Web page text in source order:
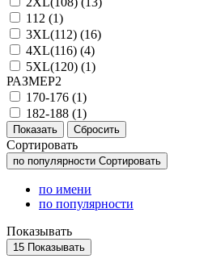
112 (1)
3XL(112) (16)
4XL(116) (4)
5XL(120) (1)
РАЗМЕР2
170-176 (1)
182-188 (1)
Сортировать
по популярности Сортировать
по имени
по популярности
Показывать
15 Показывать